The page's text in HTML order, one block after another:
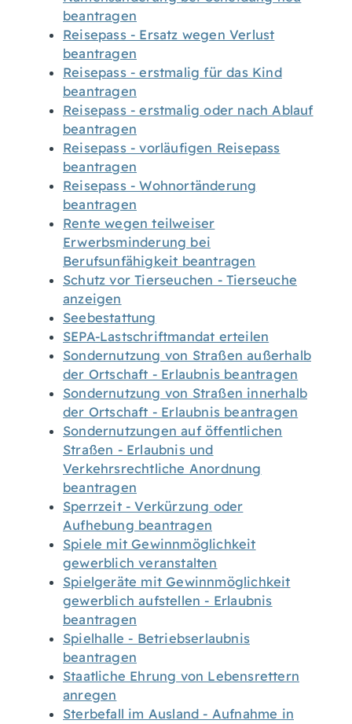
beantragen
Reisepass - Ersatz wegen Verlust
beantragen
Reisepass - erstmalig für das Kind
beantragen
Reisepass - erstmalig oder nach Ablauf
beantragen
Reisepass - vorläufigen Reisepass
beantragen
Reisepass - Wohnortänderung
beantragen
Rente wegen teilweiser
Erwerbsminderung bei
Berufsunfähigkeit beantragen
Schutz vor Tierseuchen - Tierseuche
anzeigen
Seebestattung
SEPA-Lastschriftmandat erteilen
Sondernutzung von Straßen außerhalb
der Ortschaft - Erlaubnis beantragen
Sondernutzung von Straßen innerhalb
der Ortschaft - Erlaubnis beantragen
Sondernutzungen auf öffentlichen
Straßen - Erlaubnis und
Verkehrsrechtliche Anordnung
beantragen
Sperrzeit - Verkürzung oder
Aufhebung beantragen
Spiele mit Gewinnmöglichkeit
gewerblich veranstalten
Spielgeräte mit Gewinnmöglichkeit
gewerblich aufstellen - Erlaubnis
beantragen
Spielhalle - Betriebserlaubnis
beantragen
Staatliche Ehrung von Lebensrettern
anregen
Sterbefall im Ausland - Aufnahme in